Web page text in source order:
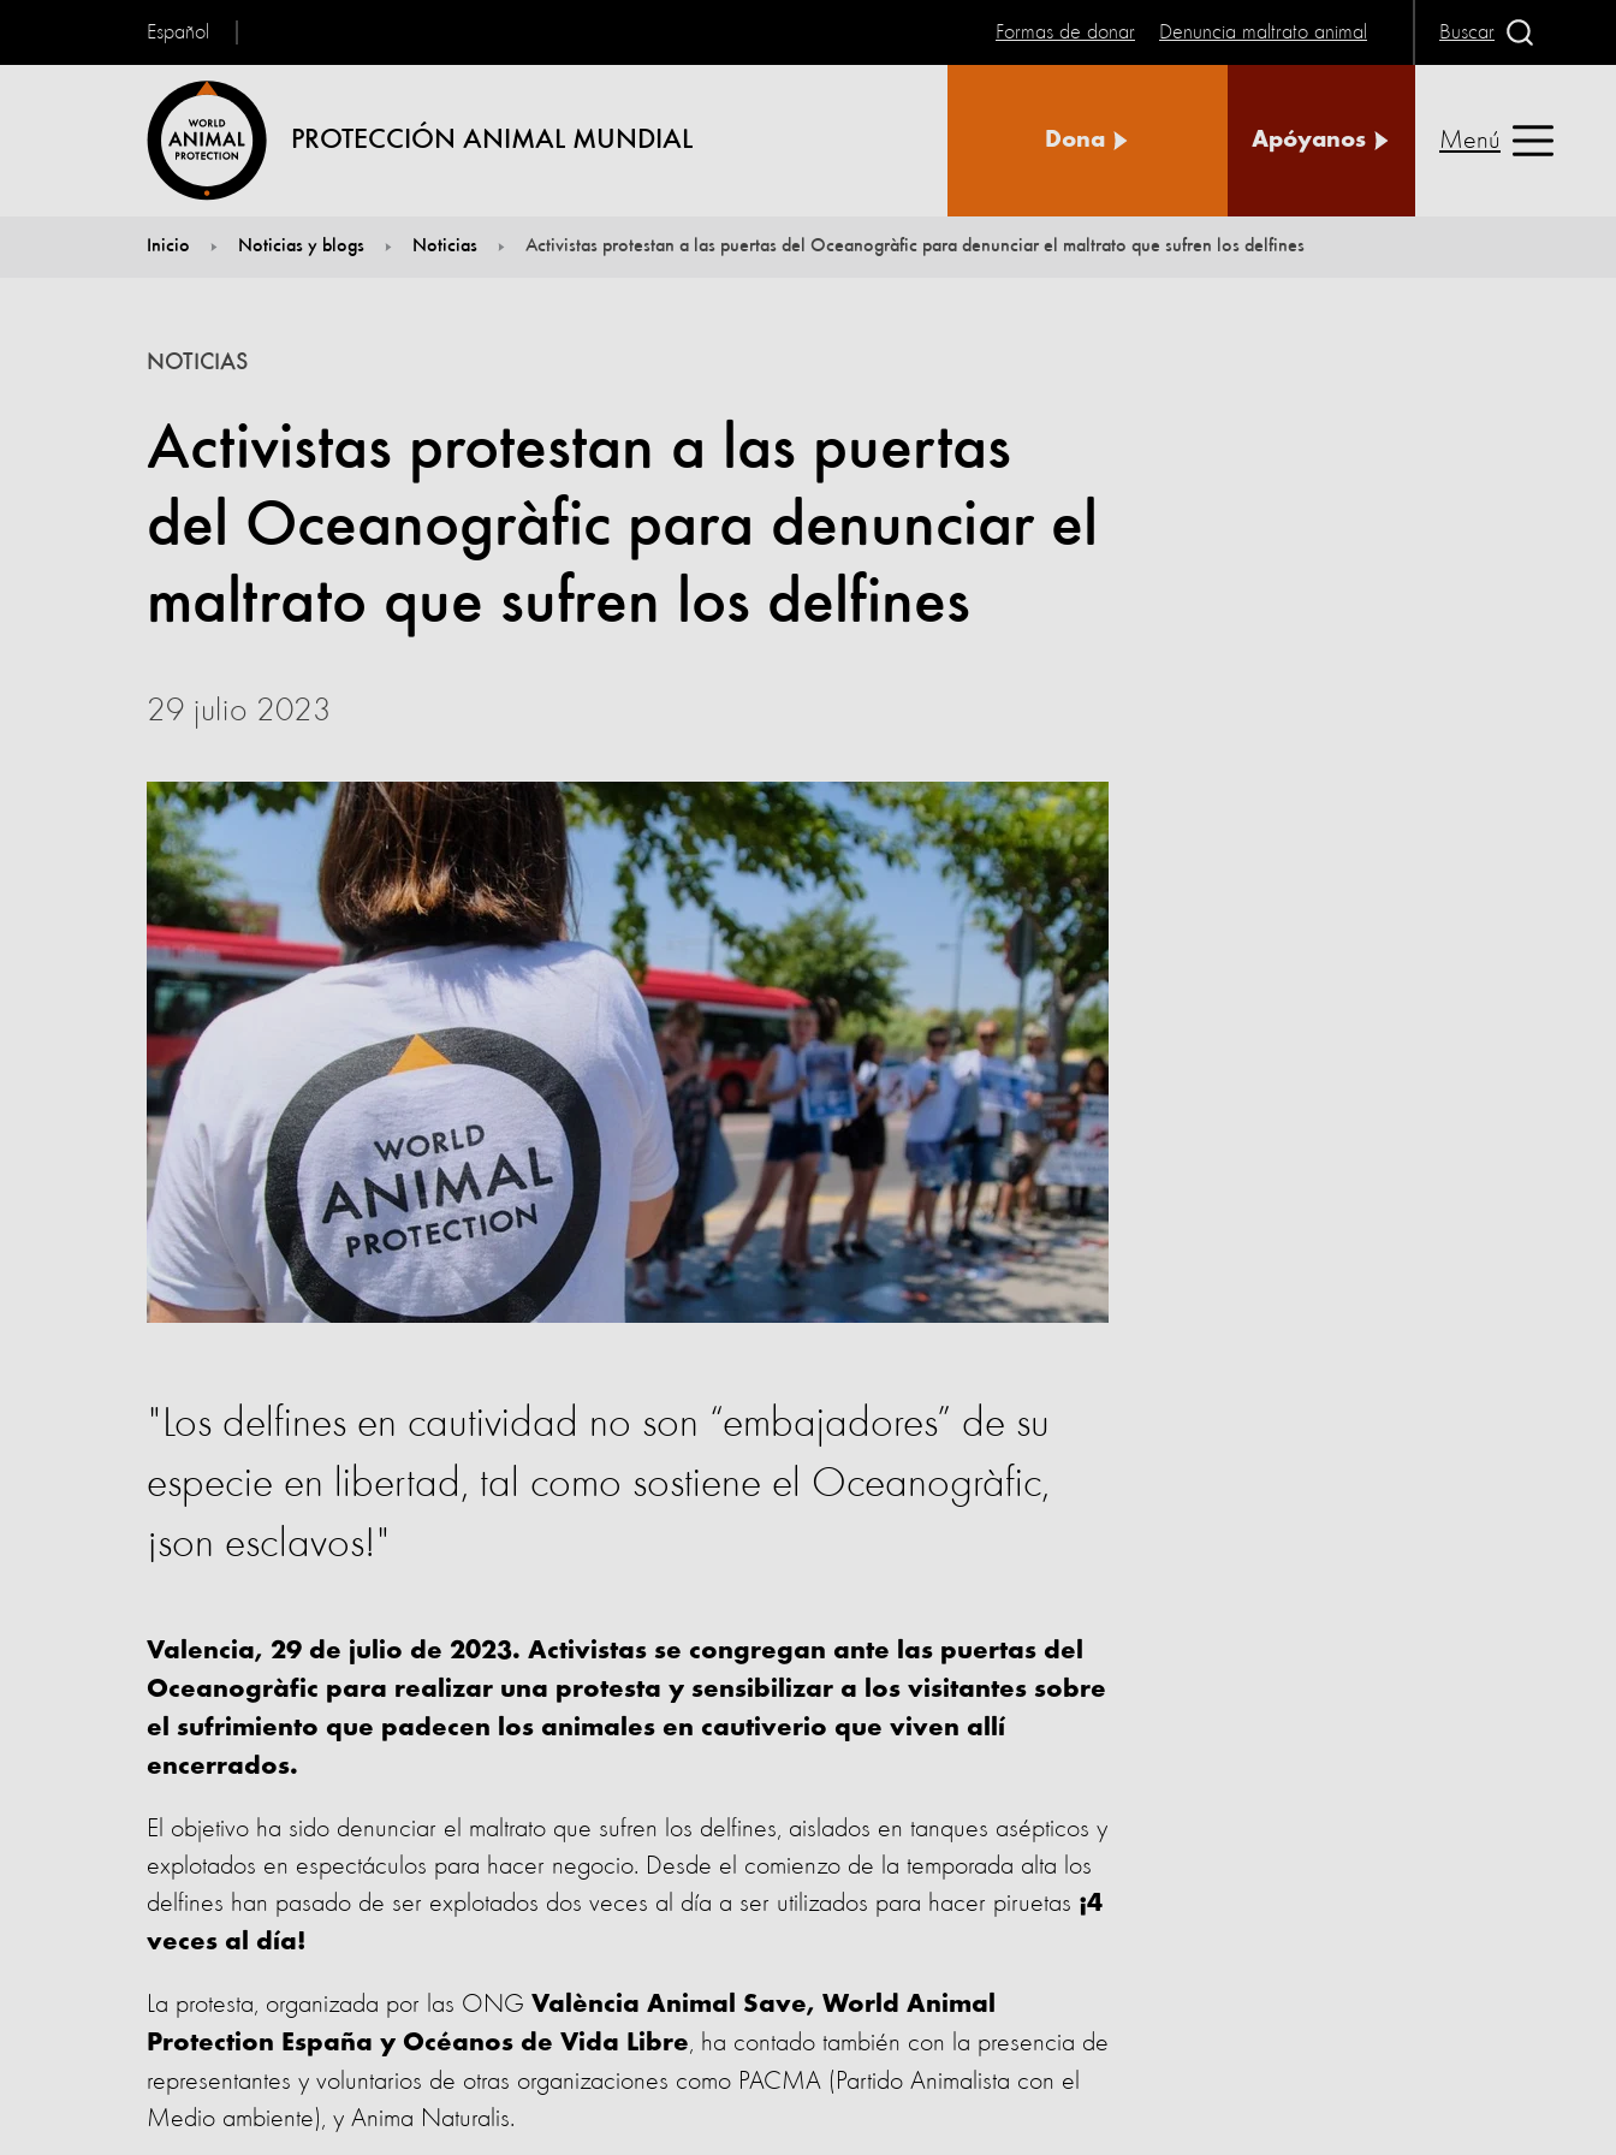
Español
PROTECCIÓN ANIMAL MUNDIAL
Formas de donar Denuncia maltrato animal Buscar
Dona Apóyanos Menú
Inicio Noticias y blogs Noticias Activistas protestan a las puertas del Oceanogràfic para denunciar el maltrato que sufren los delfines
Activistas protestan a las puertas
del Oceanogràfic para denunciar el
maltrato que sufren los delfines
NOTICIAS
29 julio 2023
"Los delfines en cautividad no son “embajadores” de su
especie en libertad, tal como sostiene el Oceanogràfic,
¡son esclavos!"
Valencia, 29 de julio de 2023. Activistas se congregan ante las puertas del
Oceanogràfic para realizar una protesta y sensibilizar a los visitantes sobre
el sufrimiento que padecen los animales en cautiverio que viven allí
encerrados.
El objetivo ha sido denunciar el maltrato que sufren los delfines, aislados en tanques asépticos y
explotados en espectáculos para hacer negocio. Desde el comienzo de la temporada alta los
delfines han pasado de ser explotados dos veces al día a ser utilizados para hacer piruetas ¡4
veces al día!
La protesta, organizada por las ONG València Animal Save, World Animal
Protection España y Océanos de Vida Libre, ha contado también con la presencia de
representantes y voluntarios de otras organizaciones como PACMA (Partido Animalista con el
Medio ambiente), y Anima Naturalis.